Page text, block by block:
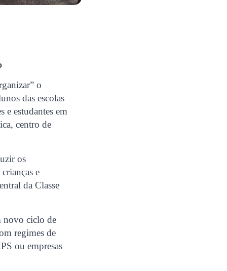
o
das escolas
e estudantes em
centro de
os
e
da Classe
novo ciclo de
regimes de
ou empresas